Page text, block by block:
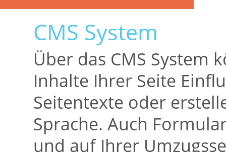
CMS System
Über das CMS System
Inhalte Ihrer Seite
Seitentexte oder
Sprache. Auch
und auf Ihrer